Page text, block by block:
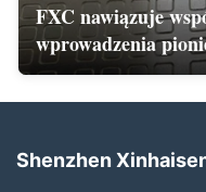
FXC nawiązuje
wprowadzenia
bez połączeń
Shenzhen